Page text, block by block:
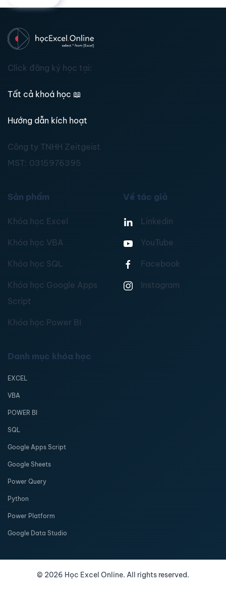
Click đăng ký học tại:
Tất cả khoá học 📖
Hướng dẫn kích hoạt
Công ty TNHH Zeitgeist
MST: 0315976395
Sản phẩm
Khóa học Excel
Khóa học VBA
Khóa học SQL
Khóa học Google Apps
Script
Khóa học Power BI
Về tác giả
Linkedin
YouTube
Facebook
Instagram
Danh mục khóa học
EXCEL
VBA
POWER BI
SQL
Google Apps Script
Google Sheets
Power Query
Python
Power Platform
Google Data Studio
© 2026 Học Excel Online. All rights reserved.